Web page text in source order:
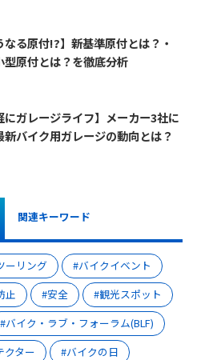
なる原付!?】新基準原付とは？・
型原付とは？を徹底分析
にガレージライフ】メーカー3社に
新バイク用ガレージの動向とは？
関連キーワード
ーリング
バイクイベント
止 安全
観光スポット
バイク・ラブ・フォーラム(BLF)
クター
バイクの日